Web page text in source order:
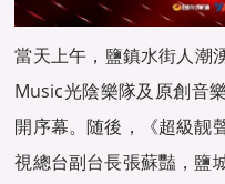
當天上午，鹽鎮水街人潮
Music光陰樂隊及原創音
開序幕。随後，《超級靓
視總台副台長張蘇豔，鹽